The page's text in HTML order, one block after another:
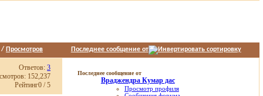
Просмотров Последнее сообщение от
Ответов:3
152,237
Рейтинг0 / 5
Последнее сообщение от
Враджендра Кумар дас
Просмотр профиля